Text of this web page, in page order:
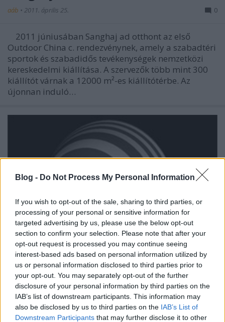
Blog - Do Not Process My Personal Information
If you wish to opt-out of the sale, sharing to third parties, or
processing of your personal or sensitive information for
targeted advertising by us, please use the below opt-out
section to confirm your selection. Please note that after your
opt-out request is processed you may continue seeing
interest-based ads based on personal information utilized by
us or personal information disclosed to third parties prior to
your opt-out. You may separately opt-out of the further
disclosure of your personal information by third parties on the
IAB’s list of downstream participants. This information may
also be disclosed by us to third parties on the IAB’s List of
Downstream Participants that may further disclose it to other
aáb • 2011. április 25. 0
2011 júniusában Sanghaj ad otthont az első
Outdoor China c. rendezvénynek, amely a szabadtéri
sportok és szabadidős tevékenységek nemzetközi
kereskedelmi kiállítása. A szervezők több mint 300
kiállítót várnak a 12000 m²-es kiállítótérbe. Az
újonnan induló…
Harmóniában a Gömböc
aáb•2010. március 07.
A március 3-án megtartott sajtóbeszélgetésen a